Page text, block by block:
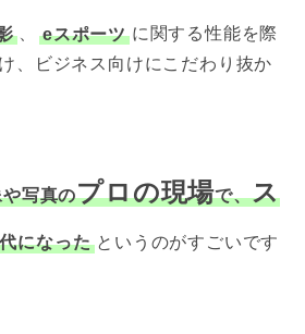
、 eスポーツ に関する性能を際
、ビジネス向けにこだわり抜か
写真のプロの現場で、ス
になった というのがすごいです